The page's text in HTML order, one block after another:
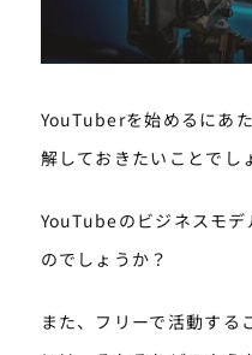
YouTuberを始めるにあ
解しておきたいことでし
YouTubeのビジネスモデ
のでしょうか？
また、フリーで活動する